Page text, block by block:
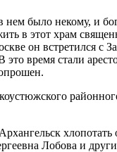
нем было некому, и
в этот храм
он встретился с
время стали
Лобова и